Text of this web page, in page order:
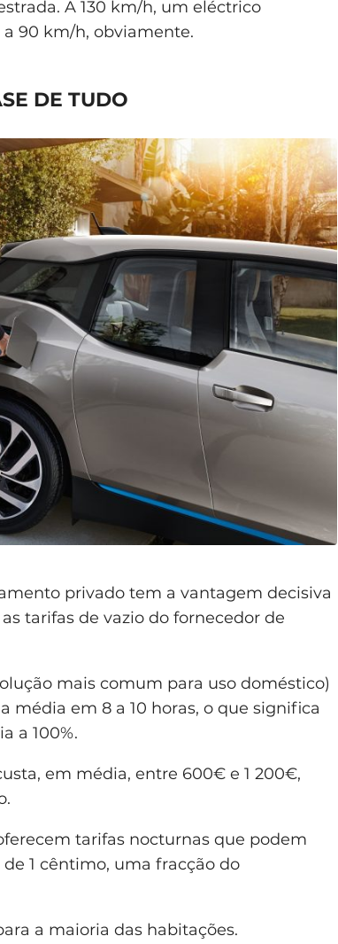
A 130 km/h, um eléctrico
90 km/h, obviamente.
DE TUDO
privado tem a vantagem decisiva
tarifas de vazio do fornecedor de
mais comum para uso doméstico)
média em 8 a 10 horas, o que significa
a 100%.
em média, entre 600€ e 1 200€,
tarifas nocturnas que podem
1 cêntimo, uma fracção do
a maioria das habitações.